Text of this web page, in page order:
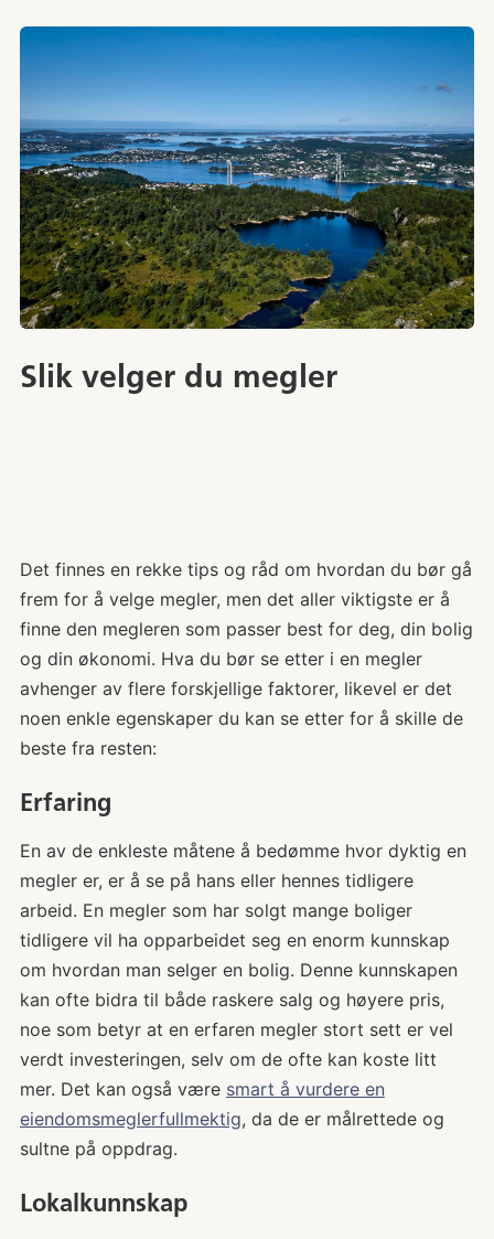
Slik velger du megler
Det finnes en rekke tips og råd om hvordan du bør gå
frem for å velge megler, men det aller viktigste er å
finne den megleren som passer best for deg, din bolig
og din økonomi. Hva du bør se etter i en megler
avhenger av flere forskjellige faktorer, likevel er det
noen enkle egenskaper du kan se etter for å skille de
beste fra resten:
Erfaring
En av de enkleste måtene å bedømme hvor dyktig en
megler er, er å se på hans eller hennes tidligere
arbeid. En megler som har solgt mange boliger
tidligere vil ha opparbeidet seg en enorm kunnskap
om hvordan man selger en bolig. Denne kunnskapen
kan ofte bidra til både raskere salg og høyere pris,
noe som betyr at en erfaren megler stort sett er vel
verdt investeringen, selv om de ofte kan koste litt
mer. Det kan også være smart å vurdere en
eiendomsmeglerfullmektig, da de er målrettede og
sultne på oppdrag.
Lokalkunnskap